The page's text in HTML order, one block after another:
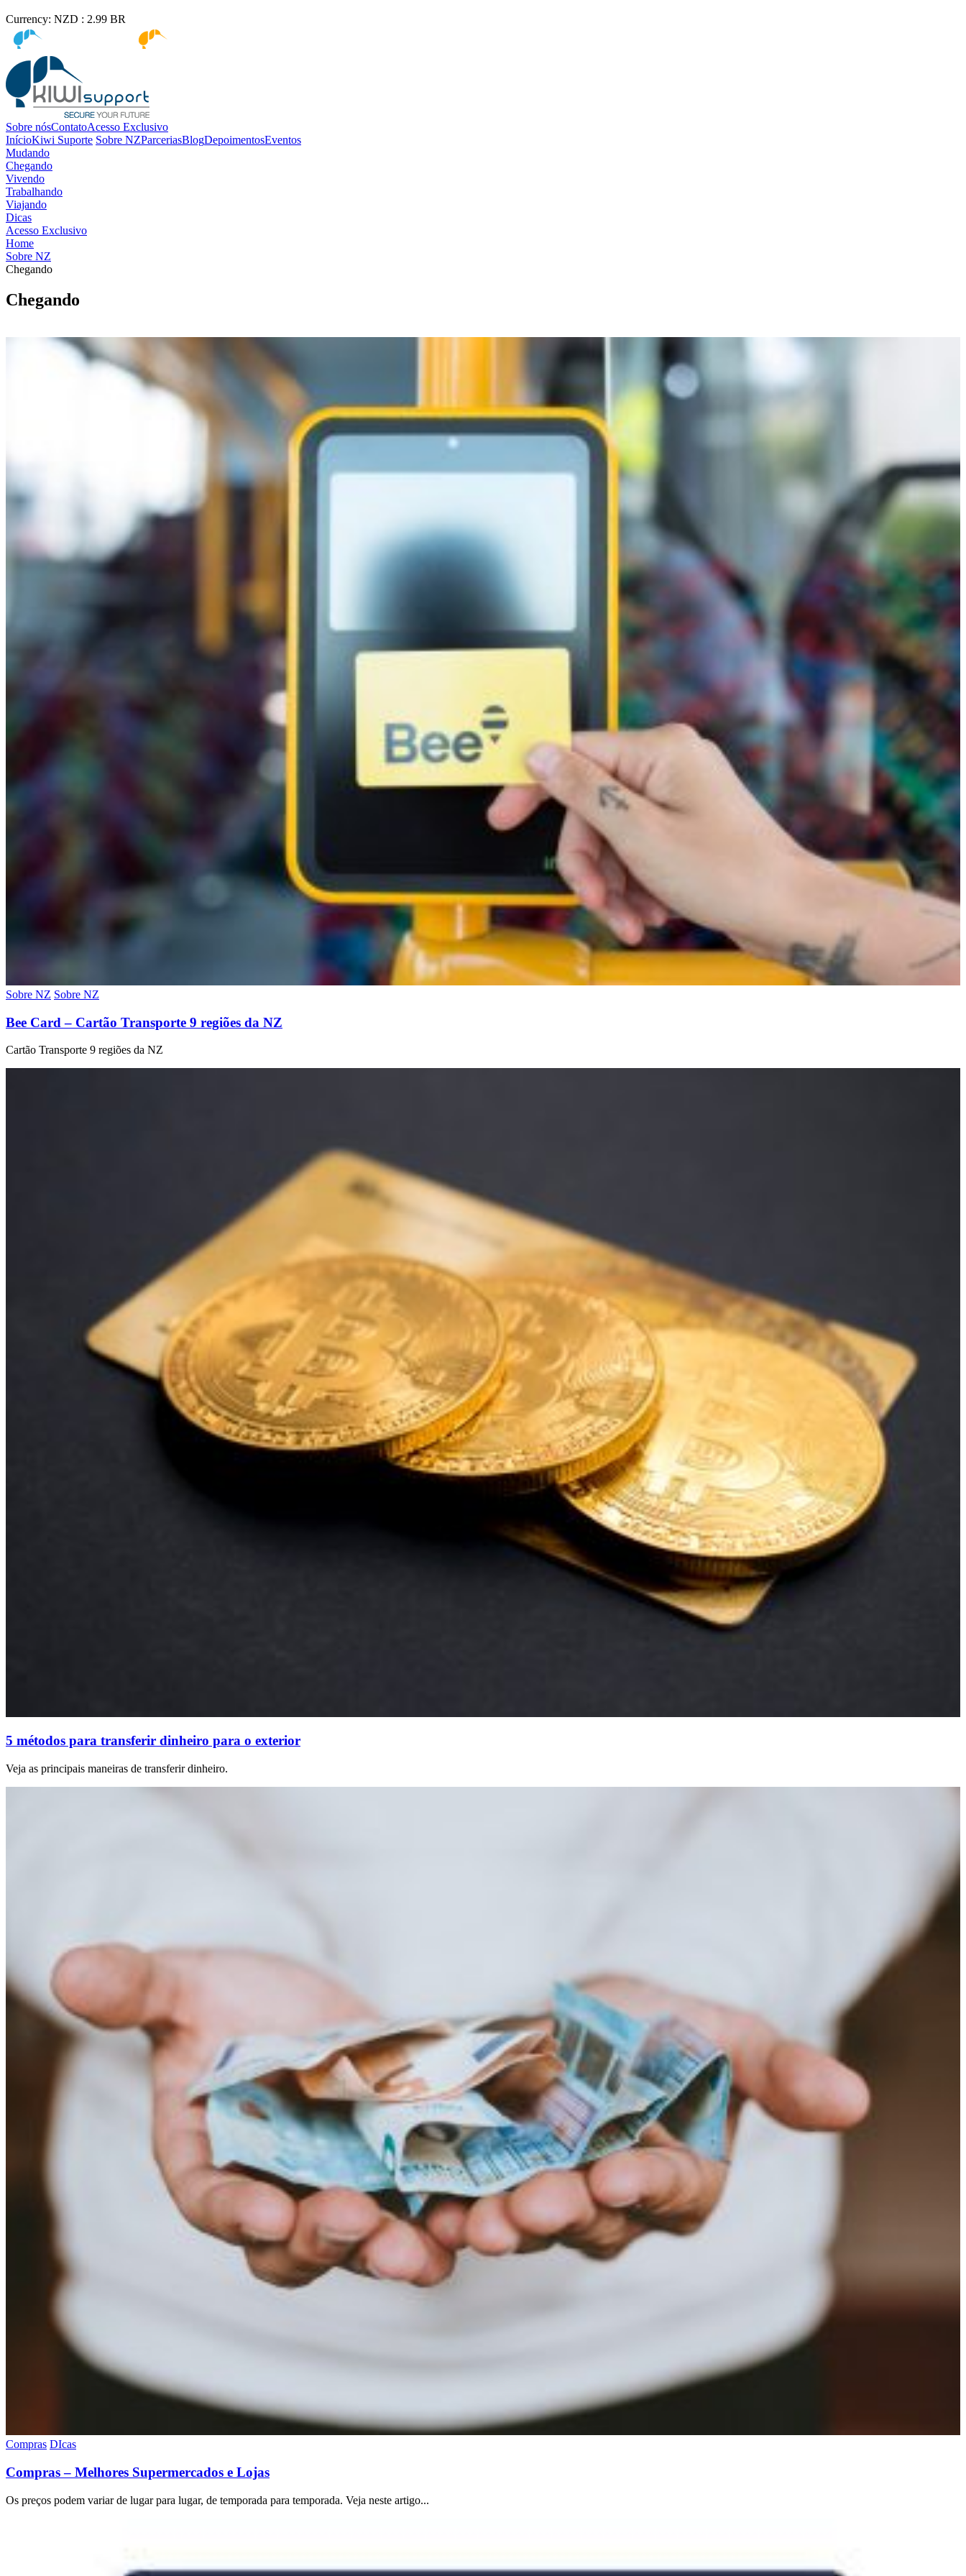
Currency: NZD : 2.99 BR
Sobre nósContatoAcesso Exclusivo
InícioKiwi Suporte Sobre NZParceriasBlogDepoimentosEventos
Mudando
Chegando
Vivendo
Trabalhando
Viajando
Dicas
Acesso Exclusivo
Home
Sobre NZ
Chegando
Chegando
Sobre NZ Sobre NZ
Bee Card – Cartão Transporte 9 regiões da NZ
Cartão Transporte 9 regiões da NZ
5 métodos para transferir dinheiro para o exterior
Veja as principais maneiras de transferir dinheiro.
Compras DIcas
Compras – Melhores Supermercados e Lojas
Os preços podem variar de lugar para lugar, de temporada para temporada. Veja neste artigo...